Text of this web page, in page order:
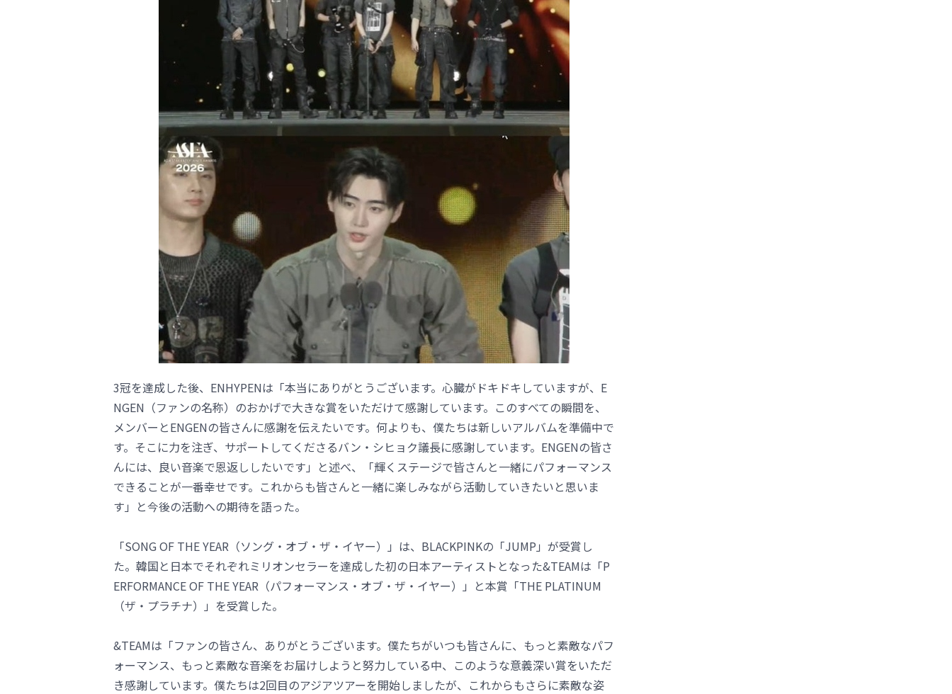
3冠を達成した後、ENHYPENは「本当にありがとうございます。心臓がドキドキしていますが、E
NGEN（ファンの名称）のおかげで大きな賞をいただけて感謝しています。このすべての瞬間を、
メンバーとENGENの皆さんに感謝を伝えたいです。何よりも、僕たちは新しいアルバムを準備中で
す。そこに力を注ぎ、サポートしてくださるバン・シヒョク議長に感謝しています。ENGENの皆さ
んには、良い音楽で恩返ししたいです」と述べ、「輝くステージで皆さんと一緒にパフォーマンス
できることが一番幸せです。これからも皆さんと一緒に楽しみながら活動していきたいと思いま
す」と今後の活動への期待を語った。
「SONG OF THE YEAR（ソング・オブ・ザ・イヤー）」は、BLACKPINKの「JUMP」が受賞し
た。韓国と日本でそれぞれミリオンセラーを達成した初の日本アーティストとなった&TEAMは「P
ERFORMANCE OF THE YEAR（パフォーマンス・オブ・ザ・イヤー）」と本賞「THE PLATINUM
（ザ・プラチナ）」を受賞した。
&TEAMは「ファンの皆さん、ありがとうございます。僕たちがいつも皆さんに、もっと素敵なパフ
ォーマンス、もっと素敵な音楽をお届けしようと努力している中、このような意義深い賞をいただ
き感謝しています。僕たちは2回目のアジアツアーを開始しましたが、これからもさらに素敵な姿